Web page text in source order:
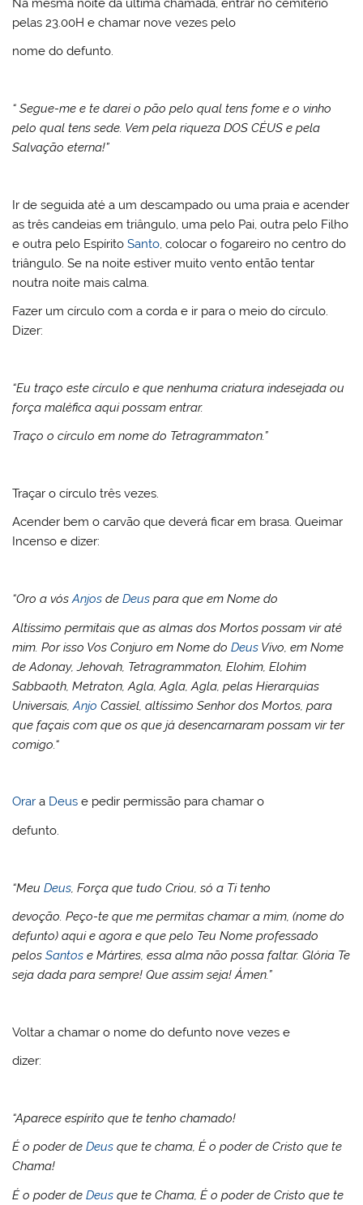
Na mesma noite da ultima chamada, entrar no cemitério
pelas 23.00H e chamar nove vezes pelo
nome do defunto.
“ Segue-me e te darei o pão pelo qual tens fome e o vinho
pelo qual tens sede. Vem pela riqueza DOS CÉUS e pela
Salvação eterna!”
Ir de seguida até a um descampado ou uma praia e acender
as três candeias em triângulo, uma pelo Pai, outra pelo Filho
e outra pelo EspíritoSanto, colocar o fogareiro no centro do
triângulo. Se na noite estiver muito vento então tentar
noutra noite mais calma.
Fazer um círculo com a corda e ir para o meio do círculo.
Dizer:
“Eu traço este círculo e que nenhuma criatura indesejada ou
força maléfica aqui possam entrar.
Traço o círculo em nome do Tetragrammaton.”
Traçar o círculo três vezes.
Acender bem o carvão que deverá ficar em brasa. Queimar
Incenso e dizer:
“Oro a vósAnjos deDeus para que em Nome do
Altíssimo permitais que as almas dos Mortos possam vir até
mim. Por isso Vos Conjuro em Nome doDeus Vivo, em Nome
de Adonay, Jehovah, Tetragrammaton, Elohim, Elohim
Sabbaoth, Metraton, Agla, Agla, Agla, pelas Hierarquias
Universais,Anjo Cassiel, altíssimo Senhor dos Mortos, para
que façais com que os que já desencarnaram possam vir ter
comigo.“
Orar a Deus e pedir permissão para chamar o
defunto.
“MeuDeus , Força que tudo Criou, só a Ti tenho
devoção. Peço-te que me permitas chamar a mim, (nome do
defunto) aqui e agora e que pelo Teu Nome professado
pelosSantos e Mártires, essa alma não possa faltar. Glória Te
seja dada para sempre! Que assim seja! Ámen.”
Voltar a chamar o nome do defunto nove vezes e
dizer:
“Aparece espírito que te tenho chamado!
É o poder deDeus que te chama, É o poder de Cristo que te
Chama!
É o poder deDeus que te Chama, É o poder de Cristo que te